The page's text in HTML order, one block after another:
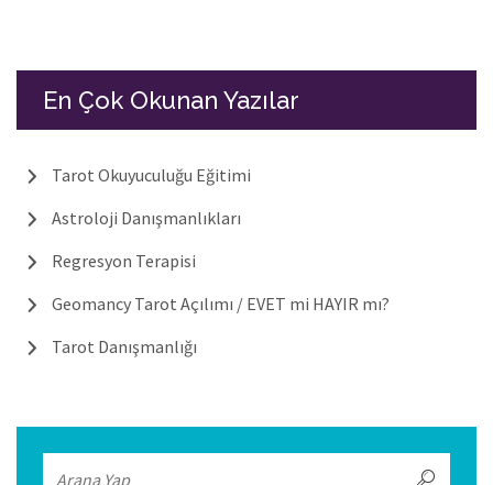
En Çok Okunan Yazılar
Tarot Okuyuculuğu Eğitimi
Astroloji Danışmanlıkları
Regresyon Terapisi
Geomancy Tarot Açılımı / EVET mi HAYIR mı?
Tarot Danışmanlığı